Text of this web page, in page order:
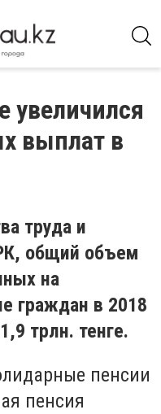
увеличился
выплат в
труда и
общий объем
на
граждан в 2018
трлн. тенге.
пенсии
пенсия